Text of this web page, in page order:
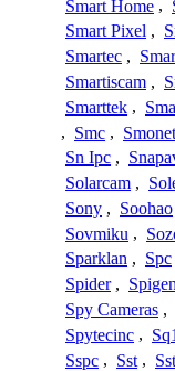
Smart Home ,
Smart Pixel ,
Smartec ,
Smartiscam ,
Smarttek ,
, Smc , Smonet
Sn Ipc ,
Solarcam ,
Sony , Soohao
Sovmiku ,
Sparklan , Spc
Spider , Spigen
Spy Cameras ,
Spytecinc ,
Sspc , Sst ,